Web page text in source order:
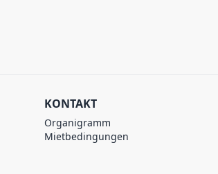
KONTAKT
Organigramm
Mietbedingungen